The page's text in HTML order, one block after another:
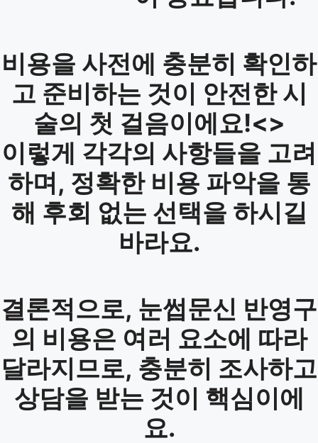
비용을 사전에 충분히 확인하
고 준비하는 것이 안전한 시
술의 첫 걸음이에요!<>
이렇게 각각의 사항들을 고려
하며, 정확한 비용 파악을 통
해 후회 없는 선택을 하시길
바라요.
결론적으로, 눈썹문신 반영구
의 비용은 여러 요소에 따라
달라지므로, 충분히 조사하고
상담을 받는 것이 핵심이에
요.